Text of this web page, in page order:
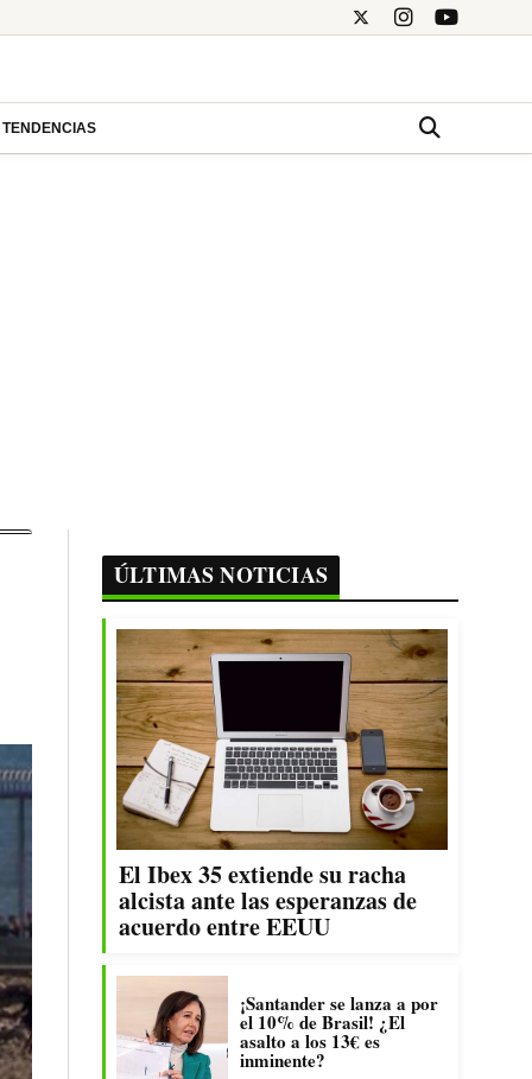
TENDENCIAS
ÚLTIMAS NOTICIAS
El Ibex 35 extiende su racha
alcista ante las esperanzas de
acuerdo entre EEUU
¡Santander se lanza a por
el 10% de Brasil! ¿El
asalto a los 13€ es
inminente?